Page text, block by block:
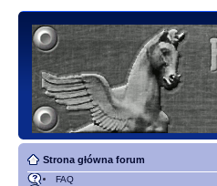
Strona główna forum
FAQ